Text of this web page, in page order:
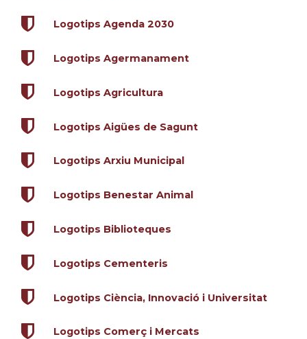
Logotips Agenda 2030
Logotips Agermanament
Logotips Agricultura
Logotips Aigües de Sagunt
Logotips Arxiu Municipal
Logotips Benestar Animal
Logotips Biblioteques
Logotips Cementeris
Logotips Ciència, Innovació i Universitat
Logotips Comerç i Mercats